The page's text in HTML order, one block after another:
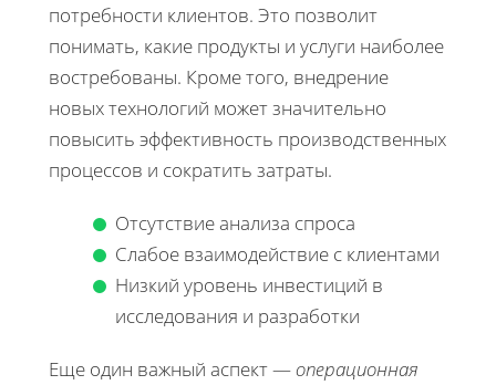
потребности клиентов. Это позволит
понимать, какие продукты и услуги наиболее
востребованы. Кроме того, внедрение
новых технологий может значительно
повысить эффективность производственных
процессов и сократить затраты.
Отсутствие анализа спроса
Слабое взаимодействие с клиентами
Низкий уровень инвестиций в
исследования и разработки
Еще один важный аспект —операционная